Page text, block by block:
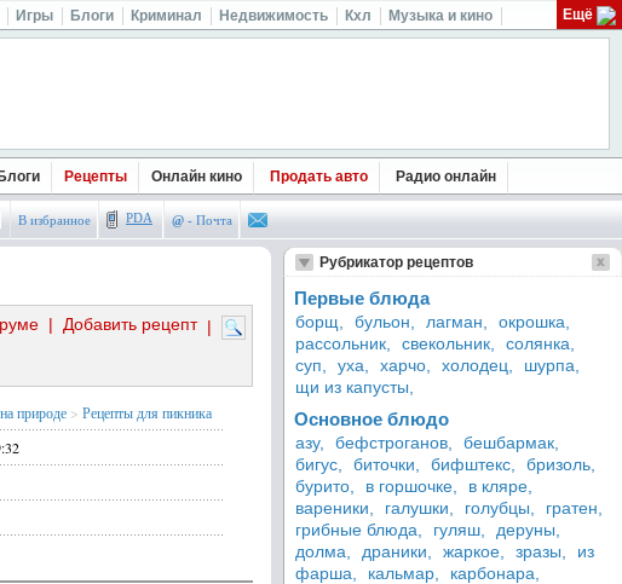
Игры Блоги Криминал Недвижимость Кхл Музыка и кино Ещё
Блоги Рецепты Онлайн кино Продать авто Радио онлайн
В избранное PDA @ - Почта
|
Добавить рецепт
|
природе > Рецепты для пикника
Рубрикатор рецептов
Первые блюда
борщ, бульон, лагман,
окрошка,
рассольник,
свекольник,
солянка,
суп,
уха, харчо, холодец,
шурпа,
щи из капусты,
Основное блюдо
азу, бефстроганов,
бешбармак,
бигус,
биточки, бифштекс,
бризоль,
бурито,
в горшочке,
в кляре,
вареники,
галушки, голубцы,
гратен,
грибные блюда,
гуляш,
деруны,
долма,
драники, жаркое, зразы,
из
фарша,
кальмар,
карбонара,